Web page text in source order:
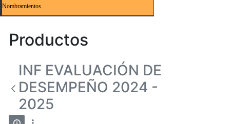
Nombramientos
Productos
INF EVALUACIÓN DE
DESEMPEÑO 2024 -
2025